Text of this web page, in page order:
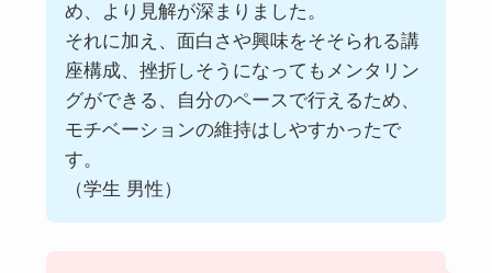
め、より見解が深まりました。
それに加え、面白さや興味をそそられる講
座構成、挫折しそうになってもメンタリン
グができる、自分のペースで行えるため、
モチベーションの維持はしやすかったで
す。
（学生 男性）